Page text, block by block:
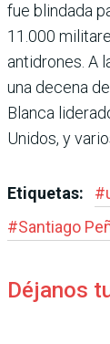
fue blindada
11.000
antidrones. A
una decena
Blanca
Unidos, y
Etiquetas: #
#Santiago
Déjanos